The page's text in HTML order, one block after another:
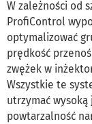
W zależności od
ProfiControl
optymalizować
prędkość
zwężek w
Wszystkie te
utrzymać
powtarzalność